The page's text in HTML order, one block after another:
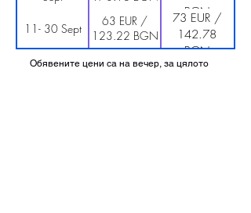
BGN
11- 30 Sept
63 EUR /
123.22 BGN
73 EUR /
142.78
BGN
Обявените цени са на вечер, за цялото